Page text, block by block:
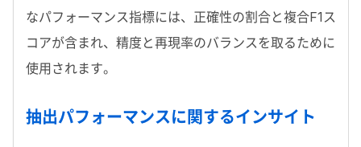
なパフォーマンス指標には、正確性の割合と複合F1ス
コアが含まれ、精度と再現率のバランスを取るために
使用されます。
抽出パフォーマンスに関するインサイト